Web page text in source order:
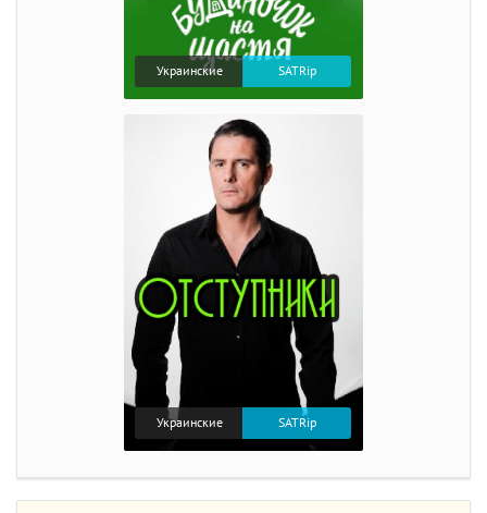
Украинские SATRip
Украинские SATRip